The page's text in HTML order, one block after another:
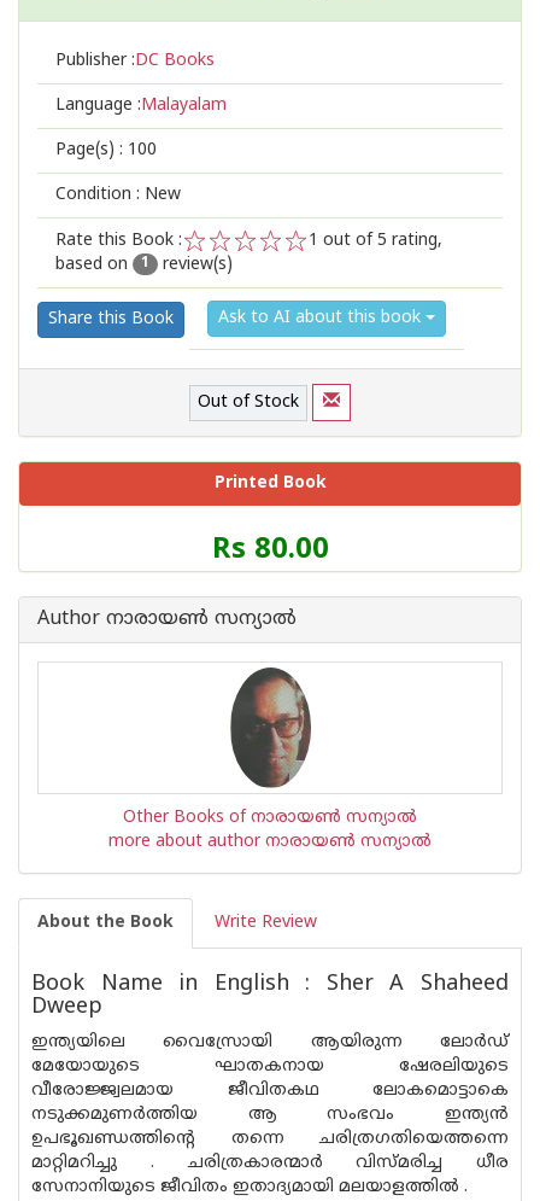
Publisher :DC Books
Language :Malayalam
Page(s) : 100
Condition : New
Rate this Book :
2
1
1 out of 5 rating,
based on
1 review(s)
Share this Book Ask to AI about this book
Out of Stock
Printed Book
Price
of
Book
Rs 80.00
Author നാരായണ്‍ സന്യാല്‍
Other Books of നാരായണ്‍ സന്യാല്‍
more about author നാരായണ്‍ സന്യാല്‍
About the Book Write Review
Book Name in English : Sher A Shaheed
Dweep
ഇന്ത്യയിലെ വൈസ്രോയി ആയിരുന്ന ലോര്‍ഡ്
മേയോയുടെ ഘാതകനായ ഷേരലിയുടെ
വീരോജ്ജ്വലമായ ജീവിതകഥ ലോകമൊട്ടാകെ
നടുക്കമുണര്‍ത്തിയ ആ സംഭവം ഇന്ത്യന്‍
ഉപഭൂഖണ്ഡത്തിന്റെ തന്നെ ചരിത്രഗതിയെത്തന്നെ
മാറ്റിമറിച്ചു . ചരിത്രകാരന്മാര്‍ വിസ്മരിച്ച ധീര
സേനാനിയുടെ ജീവിതം ഇതാദ്യമായി മലയാളത്തില്‍ .